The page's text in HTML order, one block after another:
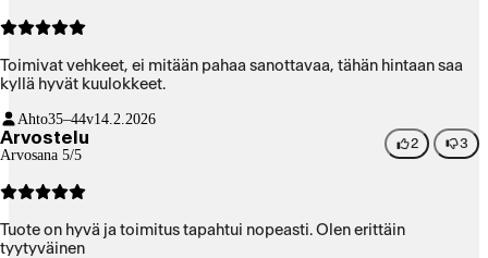
Toimivat vehkeet, ei mitään pahaa sanottavaa, tähän hintaan saa
kyllä ​​hyvät kuulokkeet.
Ahto35–44v14.2.2026
Arvostelu
Arvosana 5/5
2 3
Tuote on hyvä ja toimitus tapahtui nopeasti. Olen erittäin
tyytyväinen